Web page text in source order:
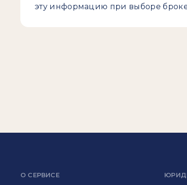
эту информацию при выборе
О СЕРВИСЕ